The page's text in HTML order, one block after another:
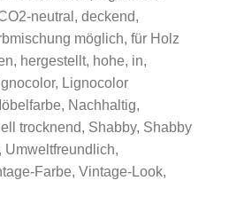
neutral , deckend,
möglich, für Holz
, hergestellt, hohe, in,
, Lignocolor
, Nachhaltig,
trocknend, Shabby, Shabby
, Umweltfreundlich,
Farbe, Vintage-Look,